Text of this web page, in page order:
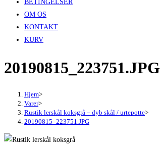
BETINGELSER
OM OS
KONTAKT
KURV
20190815_223751.JPG
Hjem>
Varer>
Rustik lerskål koksgrå – dyb skål / urtepotte>
20190815_223751.JPG